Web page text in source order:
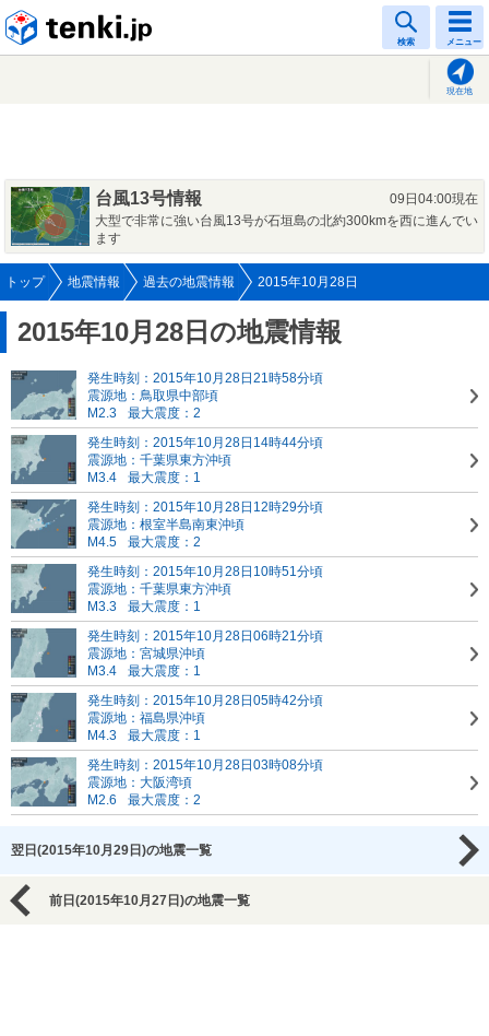
検索 メニュー
現在地
台風13号情報
09日04:00現在
大型で非常に強い台風13号が石垣島の北約300kmを西に進んでい
ます
トップ 地震情報 過去の地震情報 2015年10月28日
2015年10月28日の地震情報
発生時刻：2015年10月28日21時58分頃
震源地：鳥取県中部頃
M2.3
最大震度：2
発生時刻：2015年10月28日14時44分頃
震源地：千葉県東方沖頃
M3.4
最大震度：1
発生時刻：2015年10月28日12時29分頃
震源地：根室半島南東沖頃
M4.5
最大震度：2
発生時刻：2015年10月28日10時51分頃
震源地：千葉県東方沖頃
M3.3
最大震度：1
発生時刻：2015年10月28日06時21分頃
震源地：宮城県沖頃
M3.4
最大震度：1
発生時刻：2015年10月28日05時42分頃
震源地：福島県沖頃
M4.3
最大震度：1
発生時刻：2015年10月28日03時08分頃
震源地：大阪湾頃
M2.6
最大震度：2
翌日(2015年10月29日)の地震一覧
前日(2015年10月27日)の地震一覧